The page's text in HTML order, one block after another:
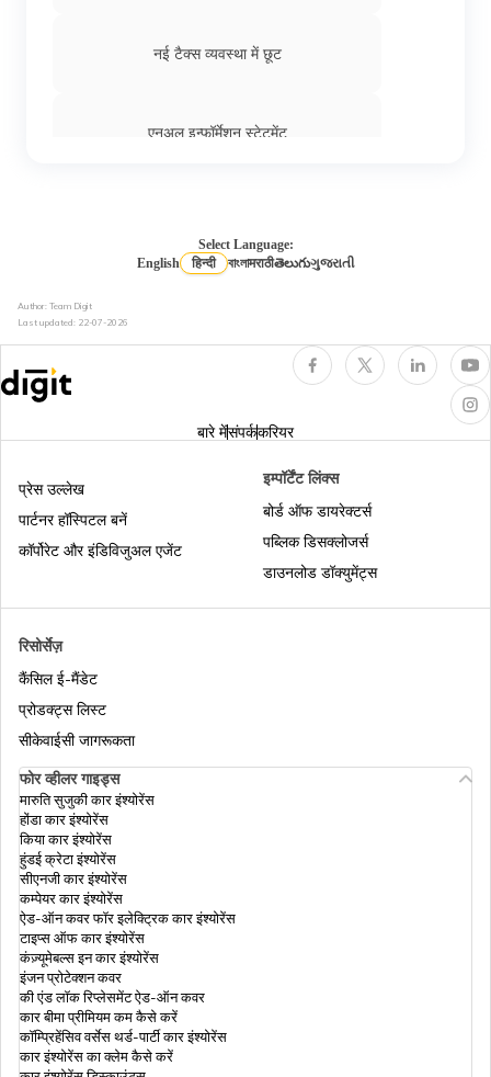
नई टैक्स व्यवस्था में छूट
एनुअल इन्फॉर्मेशन स्टेटमेंट
सीनियर सिटिजन के लिए इनकम टैक्स स्लैब
इनकम टैक्स के अनुसार डेप्रिसिएशन रेट
कैसे फाइल करें
इनकम टैक्स स्लैब और भारत में दरें
इनकम टैक्स डिपार्टमेंट आपके फाइनेंशियल ट्रांजेक्शन
को कैसे ट्रैक करता है
Select Language:
English
हिन्दी বাংলাमराठीతెలుగుગુજરાતી
Author: Team Digit
Last updated: 22-07-2026
बारे मेंसंपर्ककरियर
रिसोर्सेज़
कैंसिल ई-मैंडेट
प्रोडक्ट्स लिस्ट
सीकेवाईसी जागरूकता
प्रेस उल्लेख
पार्टनर हॉस्पिटल बनें
कॉर्पोरेट और इंडिविजुअल एजेंट
इम्पॉर्टेंट लिंक्स
बोर्ड ऑफ डायरेक्टर्स
पब्लिक डिसक्लोजर्स
डाउनलोड डॉक्युमेंट्स
फोर व्हीलर गाइड्स
मारुति सुजुकी कार इंश्योरेंस
होंडा कार इंश्योरेंस
किया कार इंश्योरेंस
हुंडई क्रेटा इंश्योरेंस
सीएनजी कार इंश्योरेंस
कम्पेयर कार इंश्योरेंस
ऐड-ऑन कवर फॉर इलेक्ट्रिक कार इंश्योरेंस
टाइप्स ऑफ कार इंश्योरेंस
कंज़्यूमेबल्स इन कार इंश्योरेंस
इंजन प्रोटेक्शन कवर
की एंड लॉक रिप्लेसमेंट ऐड-ऑन कवर
कार बीमा प्रीमियम कम कैसे करें
कॉम्प्रिहेंसिव वर्सेस थर्ड-पार्टी कार इंश्योरेंस
कार इंश्योरेंस का क्लेम कैसे करें